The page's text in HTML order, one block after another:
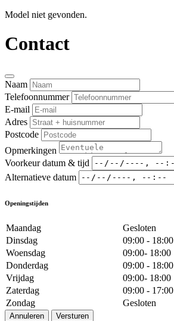
Model niet gevonden.
Contact
Naam
Telefoonnummer
E-mail
Adres
Postcode
Opmerkingen
Voorkeur datum & tijd
Alternatieve datum
Openingstijden
Maandag
Gesloten
Dinsdag
09:00 - 18:00
Woensdag
09:00- 18:00
Donderdag
09:00 - 18:00
Vrijdag
09:00- 18:00
Zaterdag
09:00 - 17:00
Zondag
Gesloten
Annuleren Versturen